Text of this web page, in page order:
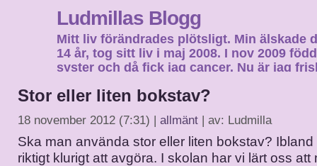
Ludmillas Blogg
Mitt liv förändrades plötsligt. Min älskade
14 år, tog sitt liv i maj 2008. I nov 2009
syster och då fick jag cancer. Nu är jag
Stor eller liten bokstav?
18 november 2012 (7:31) | allmänt | av: Ludmilla
Ska man använda stor eller liten bokstav?
riktigt klurigt att avgöra. I skolan har vi lärt oss att